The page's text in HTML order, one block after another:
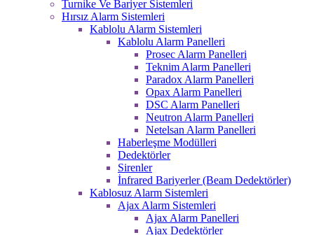
Turnike Ve Bariyer Sistemleri
Hırsız Alarm Sistemleri
Kablolu Alarm Sistemleri
Kablolu Alarm Panelleri
Prosec Alarm Panelleri
Teknim Alarm Panelleri
Paradox Alarm Panelleri
Opax Alarm Panelleri
DSC Alarm Panelleri
Neutron Alarm Panelleri
Netelsan Alarm Panelleri
Haberleşme Modülleri
Dedektörler
Sirenler
İnfrared Bariyerler (Beam Dedektörler)
Kablosuz Alarm Sistemleri
Ajax Alarm Sistemleri
Ajax Alarm Panelleri
Ajax Dedektörler